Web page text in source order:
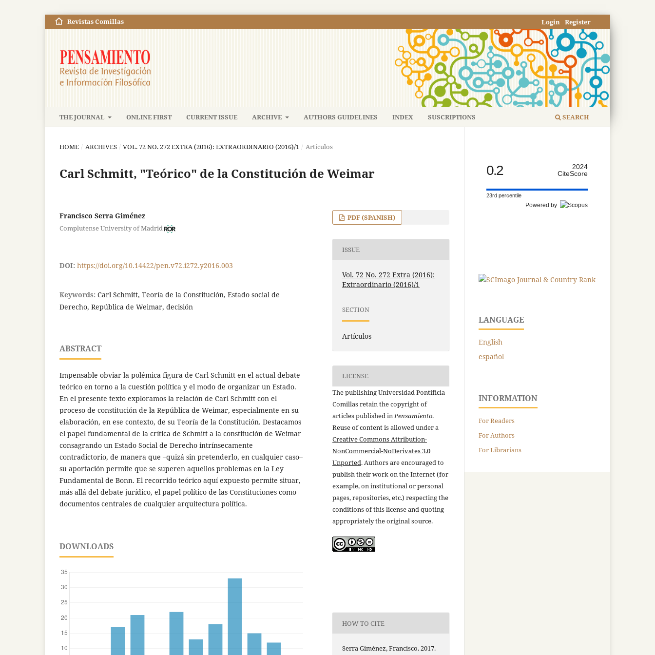
THE JOURNAL ONLINE FIRST CURRENT ISSUE ARCHIVE AUTHORS GUIDELINES INDEX SUSCRIPTIONS SEARCH
Revistas Comillas Register
Login
HOME / ARCHIVES / VOL. 72 NO. 272 EXTRA (2016): EXTRAORDINARIO (2016)/1 / Artículos
Carl Schmitt, "Teórico" de la Constitución de Weimar
Francisco Serra Giménez
Complutense University of Madrid
DOI: https://doi.org/10.14422/pen.v72.i272.y2016.003
Keywords: Carl Schmitt, Teoría de la Constitución, Estado social de
Derecho, República de Weimar, decisión
ABSTRACT
Impensable obviar la polémica figura de Carl Schmitt en el actual debate
teórico en torno a la cuestión política y el modo de organizar un Estado.
En el presente texto exploramos la relación de Carl Schmitt con el
proceso de constitución de la República de Weimar, especialmente en su
elaboración, en ese contexto, de su Teoría de la Constitución. Destacamos
el papel fundamental de la crítica de Schmitt a la constitución de Weimar
consagrando un Estado Social de Derecho intrínsecamente
contradictorio, de manera que –quizá sin pretenderlo, en cualquier caso–
su aportación permite que se superen aquellos problemas en la Ley
Fundamental de Bonn. El recorrido teórico aquí expuesto permite situar,
más allá del debate jurídico, el papel político de las Constituciones como
documentos centrales de cualquier arquitectura política.
DOWNLOADS
PDF (SPANISH)
ISSUE
Vol. 72 No. 272 Extra (2016):
Extraordinario (2016)/1
SECTION
Artículos
LICENSE
The publishing Universidad Pontificia
Comillas retain the copyright of
articles published inPensamiento.
Reuse of content is allowed under a
Creative Commons Attribution-
NonCommercial-NoDerivates 3.0
Unported. Authors are encouraged to
publish their work on the Internet (for
example, on institutional or personal
pages, repositories, etc.) respecting the
conditions of this license and quoting
appropriately the original source.
HOW TO CITE
Serra Giménez, Francisco. 2017.
0.2
2024
CiteScore
23rd percentile
Powered by
LANGUAGE
English
español
INFORMATION
For Readers
For Authors
For Librarians